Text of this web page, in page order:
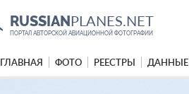
RUSSIANPLANES.NET
ПОРТАЛ АВТОРСКОЙ АВИАЦИОННОЙ ФОТОГРАФИИ
ГЛАВНАЯ ФОТО РЕЕСТРЫ ДАННЫЕ